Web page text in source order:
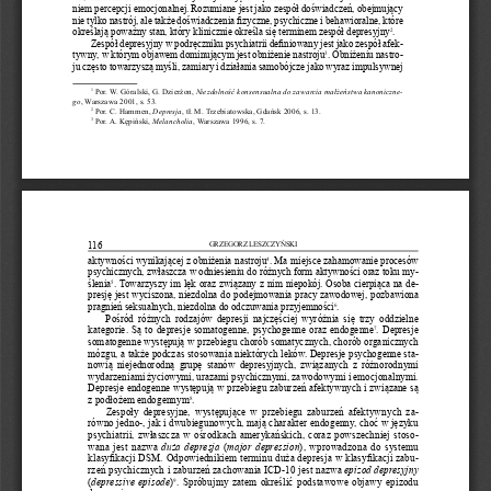
niem percepcji emocjonalnej. Rozumiane jest jako zespół doświadczeń, obejmujący
nie tylko nastrój, ale także doświadczenia fizyczne, psychiczne i behawioralne, które
określają poważny stan, który klinicznie określa się terminem zespół depresyjny2
Zespół depresyjny w podręczniku psychiatrii definiowany jest jako zespół afek-
tywny, w którym objawem dominującym jest obniżenie nastroju3 . obniżeniu nastro-
ju często towarzyszą myśli, zamiary i działania samobójcze jako wyraz impulsywnej
1
  Por. W. Góralski, G. Dzierżon,
Niezdolność konsensualna do zawarcia małżeństwa kanoniczne-
go, Warszawa 2001, s. 53.
2
  Por. C. hammen,
Depresja , tł. M. Trzebiatowska, Gdańsk 2006, s. 13.
3
  Por. A. Kępiński,
Melancholia , Warszawa 1996, s. 7.
116 GRZeGoRZ LeSZCZyńSKI
aktywności wynikającej z obniżenia nastroju4
. Ma miejsce zahamowanie procesów
psychicznych, zwłaszcza w odniesieniu do różnych form aktywności oraz toku my-
ślenia5 . Towarzyszy im lęk oraz związany z nim niepokój. osoba cierpiąca na de-
presję jest wyciszona, niezdolna do podejmowania pracy zawodowej, pozbawiona
pragnień seksualnych, niezdolna do odczuwania przyjemności6.
Pośród  różnych  rodzajów  depresji  najczęściej  wyróżnia  się  trzy  oddzielne
kategorie. Są to depresje somatogenne, psychogenne oraz endogenne7
. Depresje
somatogenne występują w przebiegu chorób somatycznych, chorób organicznych
mózgu, a także podczas stosowania niektórych leków. Depresje psychogenne sta-
nowią  niejednorodną  grupę  stanów  depresyjnych,  związanych  z  różnorodnymi
wydarzeniami życiowymi, urazami psychicznymi, zawodowymi i emocjonalnymi.
Depresje endogenne występują w przebiegu zaburzeń afektywnych i związane są
z podłożem endogennym8.
Zespoły  depresyjne,  występujące  w  przebiegu  zaburzeń  afektywnych  za-
równo jedno-, jak i dwubiegunowych, mają charakter endogenny, choć w języku
psychiatrii, zwłaszcza w ośrodkach amerykańskich, coraz powszechniej stoso-
wana jest nazwa duża depresja (major depression), wprowadzona do systemu
klasyfikacji DSM. odpowiednikiem terminu duża depresja w klasyfikacji zabu-
rzeń psychicznych i zaburzeń zachowania ICD-10 jest nazwa epizod depresyjny
(depressive episode)9. Spróbujmy zatem określić podstawowe objawy epizodu